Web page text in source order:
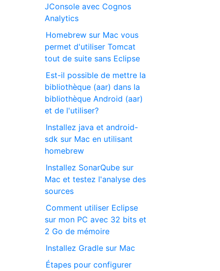
JConsole avec Cognos
Analytics
Homebrew sur Mac vous
permet d'utiliser Tomcat
tout de suite sans Eclipse
Est-il possible de mettre la
bibliothèque (aar) dans la
bibliothèque Android (aar)
et de l'utiliser?
Installez java et android-
sdk sur Mac en utilisant
homebrew
Installez SonarQube sur
Mac et testez l'analyse des
sources
Comment utiliser Eclipse
sur mon PC avec 32 bits et
2 Go de mémoire
Installez Gradle sur Mac
Étapes pour configurer